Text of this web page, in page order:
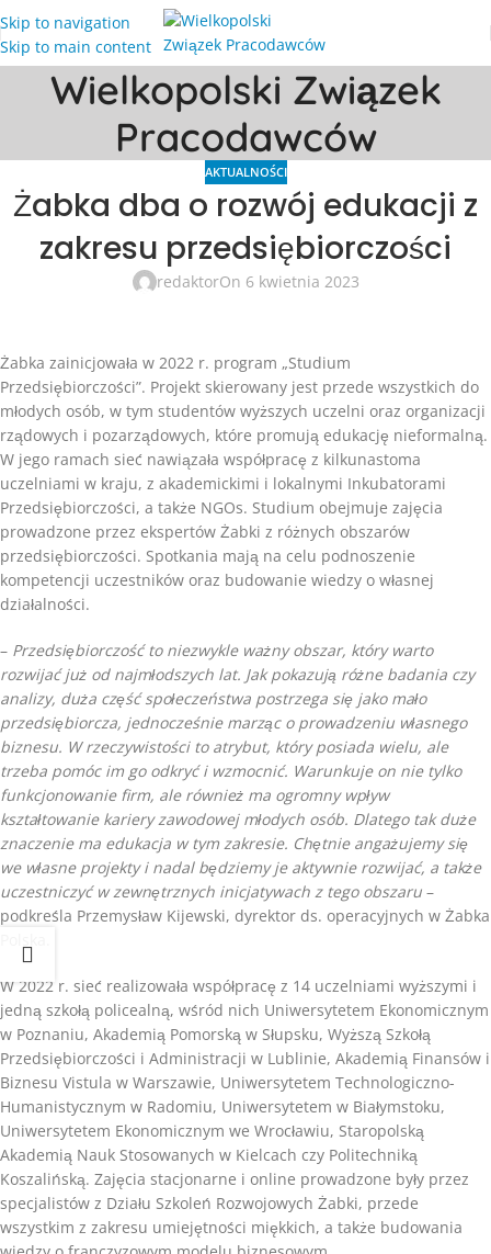
Skip to navigation
Skip to main content
Wielkopolski Związek
Pracodawców
AKTUALNOŚCI
Żabka dba o rozwój edukacji z
zakresu przedsiębiorczości
redaktorOn 6 kwietnia 2023
Żabka zainicjowała w 2022 r. program „Studium
Przedsiębiorczości”. Projekt skierowany jest przede wszystkich do
młodych osób, w tym studentów wyższych uczelni oraz organizacji
rządowych i pozarządowych, które promują edukację nieformalną.
W jego ramach sieć nawiązała współpracę z kilkunastoma
uczelniami w kraju, z akademickimi i lokalnymi Inkubatorami
Przedsiębiorczości, a także NGOs. Studium obejmuje zajęcia
prowadzone przez ekspertów Żabki z różnych obszarów
przedsiębiorczości. Spotkania mają na celu podnoszenie
kompetencji uczestników oraz budowanie wiedzy o własnej
działalności.
– Przedsiębiorczość to niezwykle ważny obszar, który warto
rozwijać już od najmłodszych lat. Jak pokazują różne badania czy
analizy, duża część społeczeństwa postrzega się jako mało
przedsiębiorcza, jednocześnie marząc o prowadzeniu własnego
biznesu. W rzeczywistości to atrybut, który posiada wielu, ale
trzeba pomóc im go odkryć i wzmocnić. Warunkuje on nie tylko
funkcjonowanie firm, ale również ma ogromny wpływ
kształtowanie kariery zawodowej młodych osób. Dlatego tak duże
znaczenie ma edukacja w tym zakresie. Chętnie angażujemy się
we własne projekty i nadal będziemy je aktywnie rozwijać, a także
uczestniczyć w zewnętrznych inicjatywach z tego obszaru –
podkreśla Przemysław Kijewski, dyrektor ds. operacyjnych w Żabka
W 2022 r. sieć realizowała współpracę z 14 uczelniami wyższymi i
jedną szkołą policealną, wśród nich Uniwersytetem Ekonomicznym
w Poznaniu, Akademią Pomorską w Słupsku, Wyższą Szkołą
Przedsiębiorczości i Administracji w Lublinie, Akademią Finansów i
Biznesu Vistula w Warszawie, Uniwersytetem Technologiczno-
Humanistycznym w Radomiu, Uniwersytetem w Białymstoku,
Uniwersytetem Ekonomicznym we Wrocławiu, Staropolską
Akademią Nauk Stosowanych w Kielcach czy Politechniką
Koszalińską. Zajęcia stacjonarne i online prowadzone były przez
specjalistów z Działu Szkoleń Rozwojowych Żabki, przede
wszystkim z zakresu umiejętności miękkich, a także budowania